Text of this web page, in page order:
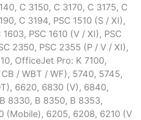
C 3150, C 3170, C 3175, C
C 3194, PSC 1510 (S / XI),
1603, PSC 1610 (V / XI), PSC
2350, PSC 2355 (P / V / XI),
OfficeJet Pro: K 7100,
/ WBT / WF), 5740, 5745,
6620, 6830 (V), 6840,
8330, B 8350, B 8353,
(Mobile), 6205, 6208, 6210 (V